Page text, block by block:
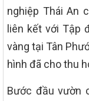
nghiệp Thái An
liên kết với Tập
vàng tại Tân
hình đã cho thu
Bước đầu vườn